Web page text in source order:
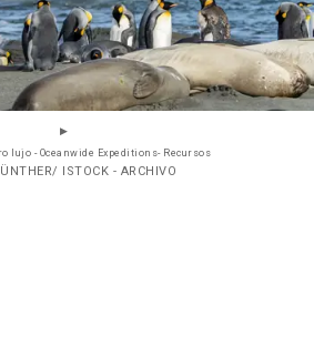
lujo - Oceanwide Expeditions- Recursos
ISTOCK - ARCHIVO